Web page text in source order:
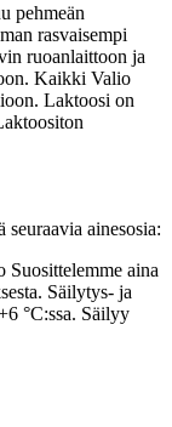
pehmeän
rasvaisempi
ruoanlaittoon ja
Kaikki Valio
Laktoosi on
ainesosia:
aina
Säilytys- ja
°C:ssa. Säilyy